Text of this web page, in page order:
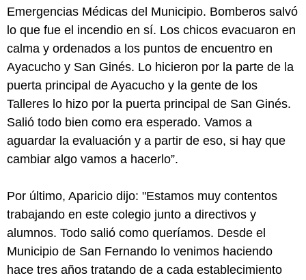
Emergencias Médicas del Municipio. Bomberos salvó
lo que fue el incendio en sí. Los chicos evacuaron en
calma y ordenados a los puntos de encuentro en
Ayacucho y San Ginés. Lo hicieron por la parte de la
puerta principal de Ayacucho y la gente de los
Talleres lo hizo por la puerta principal de San Ginés.
Salió todo bien como era esperado. Vamos a
aguardar la evaluación y a partir de eso, si hay que
cambiar algo vamos a hacerlo”.
Por último, Aparicio dijo: "Estamos muy contentos
trabajando en este colegio junto a directivos y
alumnos. Todo salió como queríamos. Desde el
Municipio de San Fernando lo venimos haciendo
hace tres años tratando de a cada establecimiento